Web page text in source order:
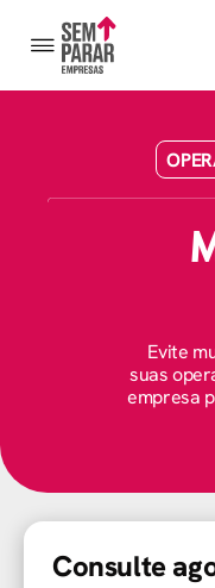
Evite
suas
empresa
Consulte